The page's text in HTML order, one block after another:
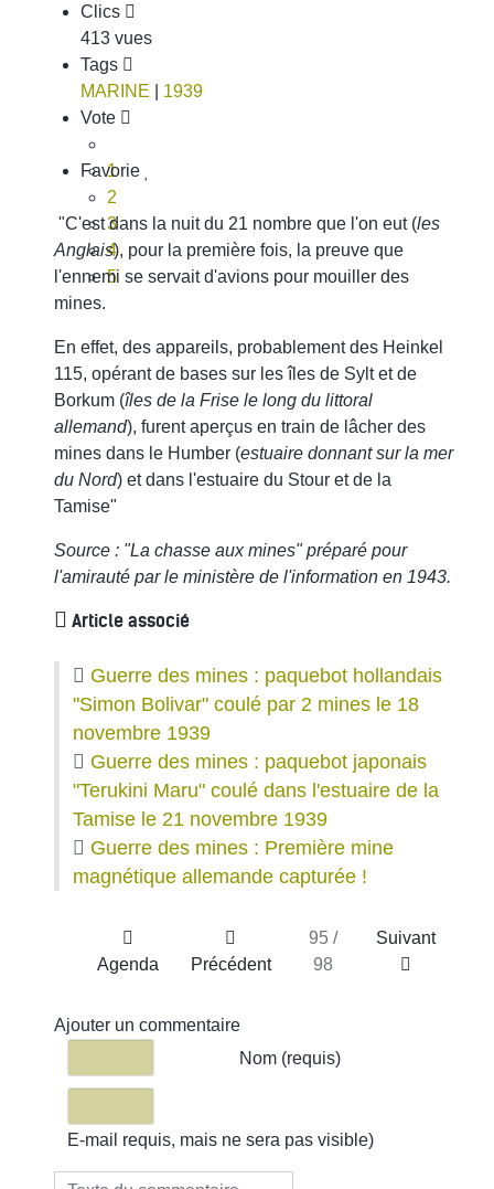
Clics
413 vues
Tags
MARINE
1939
Vote
1
2
3
4
5
Favorie
"C'est dans la nuit du 21 nombre que l'on eut (les
Anglais), pour la première fois, la preuve que
l'ennemi se servait d'avions pour mouiller des
mines.
En effet, des appareils, probablement des Heinkel
115, opérant de bases sur les îles de Sylt et de
Borkum (îles de la Frise le long du littoral
allemand), furent aperçus en train de lâcher des
mines dans le Humber (estuaire donnant sur la mer
du Nord) et dans l'estuaire du Stour et de la
Tamise"
Source : "La chasse aux mines" préparé pour
l'amirauté par le ministère de l'information en 1943.
Article associé
Guerre des mines : paquebot hollandais
"Simon Bolivar" coulé par 2 mines le 18
novembre 1939
Guerre des mines : paquebot japonais
"Terukini Maru" coulé dans l'estuaire de la
Tamise le 21 novembre 1939
Guerre des mines : Première mine
magnétique allemande capturée !
Agenda Précédent
95 /
98
Suivant
Ajouter un commentaire
Nom (requis)
E-mail requis, mais ne sera pas visible)